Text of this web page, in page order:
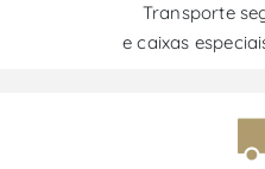
Transporte
e caixas